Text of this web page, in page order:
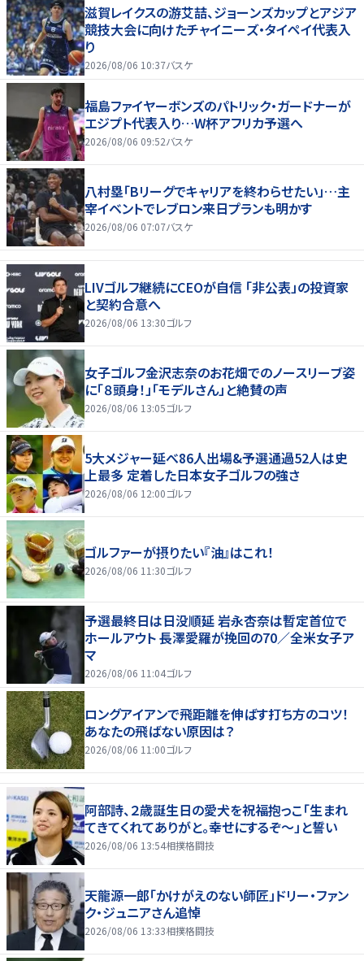
滋賀レイクスの游艾喆、ジョーンズカップとアジア
競技大会に向けたチャイニーズ・タイペイ代表入
り
2026/08/06 10:37バスケ
福島ファイヤーボンズのパトリック・ガードナーが
エジプト代表入り…W杯アフリカ予選へ
2026/08/06 09:52バスケ
八村塁「Bリーグでキャリアを終わらせたい」…主
宰イベントでレブロン来日プランも明かす
2026/08/06 07:07バスケ
LIVゴルフ継続にCEOが自信 「非公表」の投資家
と契約合意へ
2026/08/06 13:30ゴルフ
女子ゴルフ金沢志奈のお花畑でのノースリーブ姿
に「８頭身！」「モデルさん」と絶賛の声
2026/08/06 13:05ゴルフ
5大メジャー延べ86人出場&予選通過52人は史
上最多 定着した日本女子ゴルフの強さ
2026/08/06 12:00ゴルフ
ゴルファーが摂りたい『油』はこれ！
2026/08/06 11:30ゴルフ
予選最終日は日没順延 岩永杏奈は暫定首位で
ホールアウト 長澤愛羅が挽回の70／全米女子ア
マ
2026/08/06 11:04ゴルフ
ロングアイアンで飛距離を伸ばす打ち方のコツ！
あなたの飛ばない原因は？
2026/08/06 11:00ゴルフ
阿部詩、２歳誕生日の愛犬を祝福抱っこ「生まれ
てきてくれてありがと。幸せにするぞ～」と誓い
2026/08/06 13:54相撲格闘技
天龍源一郎「かけがえのない師匠」ドリー・ファン
ク・ジュニアさん追悼
2026/08/06 13:33相撲格闘技